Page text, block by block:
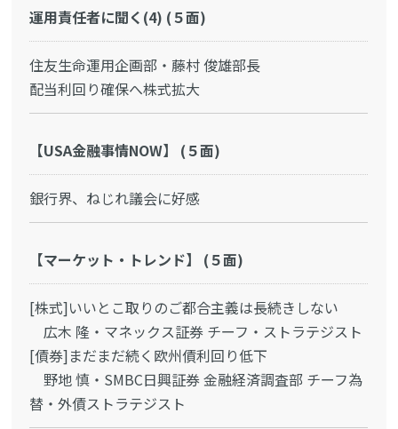
運用責任者に聞く(4) (５面)
住友生命運用企画部・藤村 俊雄部長
配当利回り確保へ株式拡大
【USA金融事情NOW】 (５面)
銀行界、ねじれ議会に好感
【マーケット・トレンド】 (５面)
[株式]いいとこ取りのご都合主義は長続きしない
広木 隆・マネックス証券 チーフ・ストラテジスト
[債券]まだまだ続く欧州債利回り低下
野地 慎・SMBC日興証券 金融経済調査部 チーフ為
替・外債ストラテジスト